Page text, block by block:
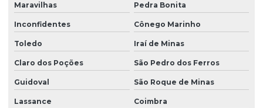
Maravilhas Pedra Bonita
Inconfidentes Cônego Marinho
Toledo Iraí de Minas
Claro dos Poções São Pedro dos Ferros
Guidoval São Roque de Minas
Lassance Coimbra